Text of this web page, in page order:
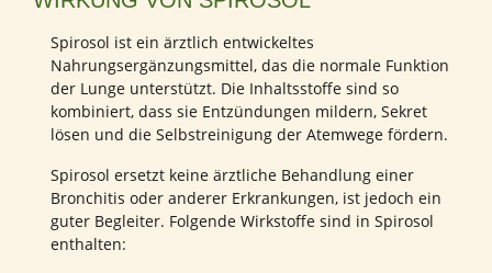
Spirosol ist ein ärztlich entwickeltes
Nahrungsergänzungsmittel, das die normale Funktion
der Lunge unterstützt. Die Inhaltsstoffe sind so
kombiniert, dass sie Entzündungen mildern, Sekret
lösen und die Selbstreinigung der Atemwege fördern.
Spirosol ersetzt keine ärztliche Behandlung einer
Bronchitis oder anderer Erkrankungen, ist jedoch ein
guter Begleiter. Folgende Wirkstoffe sind in Spirosol
enthalten: